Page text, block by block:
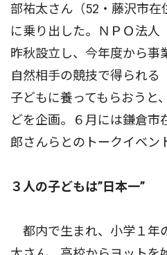
部祐太さん（52・藤沢市在
に乗り出した。ＮＰＯ法人
昨秋設立し、今年度から事
自然相手の競技で得られる
子どもに養ってもらおうと
どを企画。６月には鎌倉市
郎さんらとのトークイベン
３人の子どもは”日本一”
都内で生まれ、小学１年